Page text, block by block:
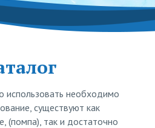
необходимо
существуют как
(помпа), так и достаточно